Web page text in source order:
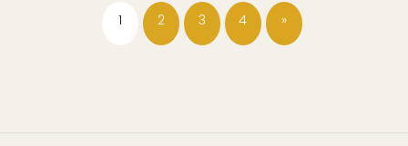
1 2 3 4 »